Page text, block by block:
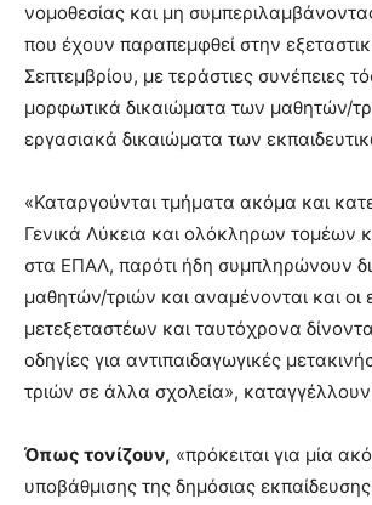
νομοθεσίας και μη
που έχουν παραπεμφθεί στην
Σεπτεμβρίου, με τεράστιες συνέπειες
μορφωτικά δικαιώματα των μαθητών/
εργασιακά δικαιώματα των
«Καταργούνται τμήματα ακόμα και
Γενικά Λύκεια και ολόκληρων τομέων
στα ΕΠΑΛ, παρότι ήδη συμπληρώνουν
μαθητών/τριών και αναμένονται και
μετεξεταστέων και ταυτόχρονα
οδηγίες για αντιπαιδαγωγικές
τριών σε άλλα σχολεία», καταγγέλλουν
Όπως τονίζουν, «πρόκειται για μία
υποβάθμισης της δημόσιας